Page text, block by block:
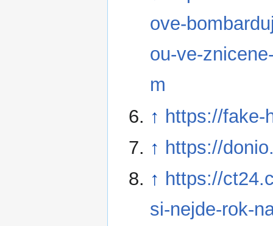
ove-
ou-ve-
m
↑ https://fake-
↑ https://
↑ https://
si-nejde-rok-